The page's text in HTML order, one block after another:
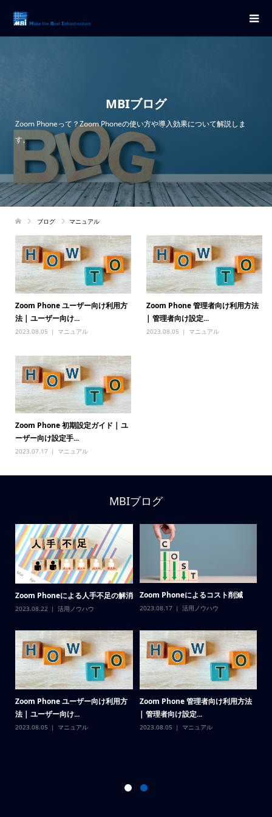
MBIブログ
Zoom Phoneって？Zoom Phoneの使い方や導入効果について解説しま
す。
ブログ マニュアル
Zoom Phone ユーザー向け利用方
法 | ユーザー向け...
2023.08.05 マニュアル
Zoom Phone 管理者向け利用方法
| 管理者向け設定...
2023.08.05 マニュアル
Zoom Phone 初期設定ガイド | ユ
ーザー向け設定手...
2023.07.17 マニュアル
MBIブログ
Zoom Phoneによる人手不足の解消
2023.08.22 活用ノウハウ
Zoom Phoneによるコスト削減
2023.08.17 活用ノウハウ
Zoom Phone ユーザー向け利用方
法 | ユーザー向け...
2023.08.05 マニュアル
Zoom Phone 管理者向け利用方法
| 管理者向け設定...
2023.08.05 マニュアル